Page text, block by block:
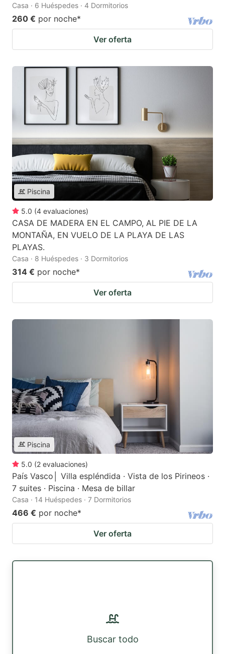
Casa · 6 Huéspedes · 4 Dormitorios
260 € por noche*
Ver oferta
Piscina
5.0 (4 evaluaciones)
CASA DE MADERA EN EL CAMPO, AL PIE DE LA
MONTAÑA, EN VUELO DE LA PLAYA DE LAS
PLAYAS.
Casa · 8 Huéspedes · 3 Dormitorios
314 € por noche*
Ver oferta
Piscina
5.0 (2 evaluaciones)
País Vasco│ Villa espléndida · Vista de los Pirineos ·
7 suites · Piscina · Mesa de billar
Casa · 14 Huéspedes · 7 Dormitorios
466 € por noche*
Ver oferta
Buscar todo